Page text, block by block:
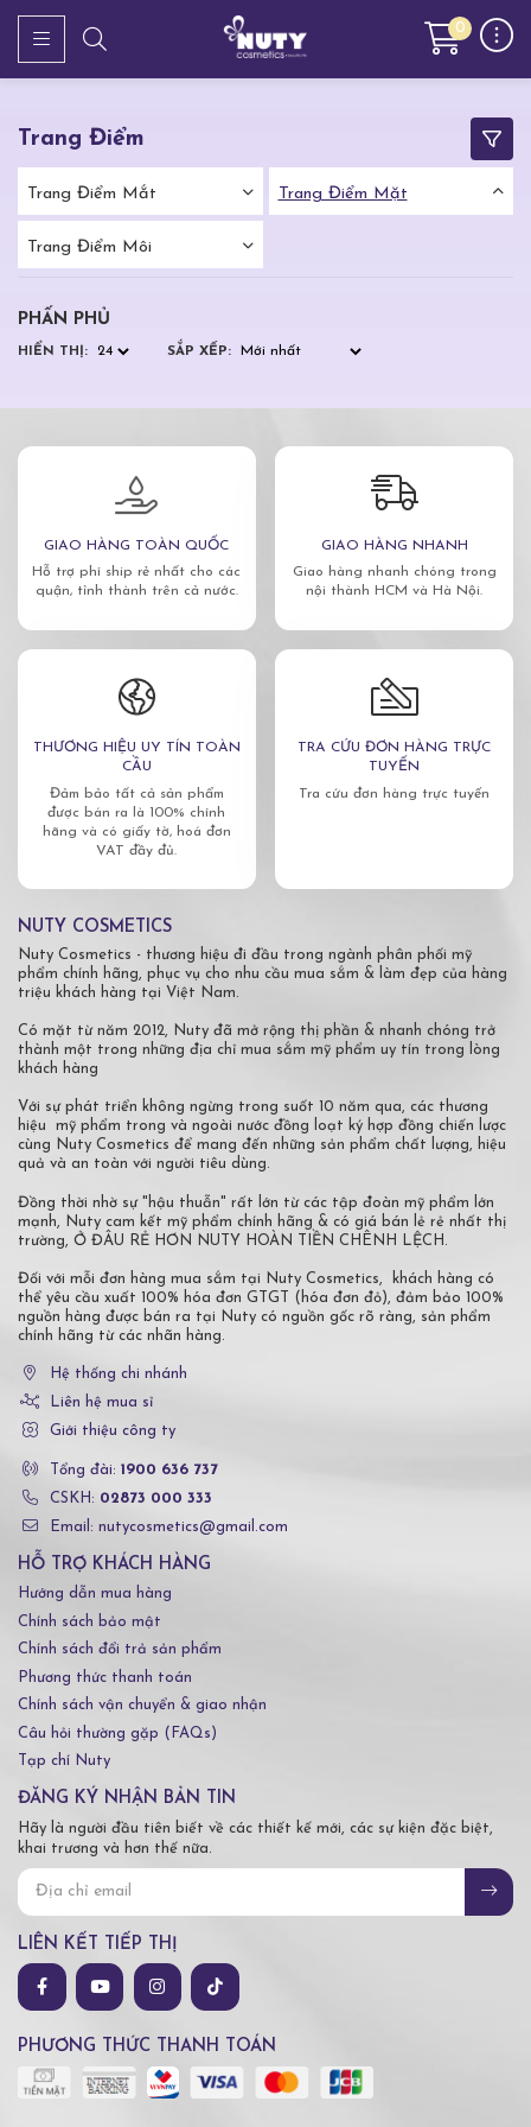
0
Trang Điểm
Trang Điểm Mắt Trang Điểm Mặt
Trang Điểm Môi
PHẤN PHỦ
HIỂN THỊ: SẮP XẾP:
GIAO HÀNG TOÀN QUỐC
Hỗ trợ phí ship rẻ nhất cho các
quận, tỉnh thành trên cả nước.
GIAO HÀNG NHANH
Giao hàng nhanh chóng trong
nội thành HCM và Hà Nội.
THƯƠNG HIỆU UY TÍN TOÀN
CẦU
Đảm bảo tất cả sản phẩm
được bán ra là 100% chính
hãng và có giấy tờ, hoá đơn
VAT đầy đủ.
TRA CỨU ĐƠN HÀNG TRỰC
TUYẾN
Tra cứu đơn hàng trực tuyến
NUTY COSMETICS
Nuty Cosmetics - thương hiệu đi đầu trong ngành phân phối mỹ
phẩm chính hãng, phục vụ cho nhu cầu mua sắm & làm đẹp của hàng
triệu khách hàng tại Việt Nam.
Có mặt từ năm 2012, Nuty đã mở rộng thị phần & nhanh chóng trở
thành một trong những địa chỉ mua sắm mỹ phẩm uy tín trong lòng
khách hàng
Với sự phát triển không ngừng trong suốt 10 năm qua, các thương
hiệu mỹ phẩm trong và ngoài nước đồng loạt ký hợp đồng chiến lược
cùng Nuty Cosmetics để mang đến những sản phẩm chất lượng, hiệu
quả và an toàn với người tiêu dùng.
Đồng thời nhờ sự "hậu thuẫn" rất lớn từ các tập đoàn mỹ phẩm lớn
mạnh, Nuty cam kết mỹ phẩm chính hãng & có giá bán lẻ rẻ nhất thị
trường, Ở ĐÂU RẺ HƠN NUTY HOÀN TIỀN CHÊNH LỆCH.
Đối với mỗi đơn hàng mua sắm tại Nuty Cosmetics, khách hàng có
thể yêu cầu xuất 100% hóa đơn GTGT (hóa đơn đỏ), đảm bảo 100%
nguồn hàng được bán ra tại Nuty có nguồn gốc rõ ràng, sản phẩm
chính hãng từ các nhãn hàng.
Hệ thống chi nhánh
Liên hệ mua sỉ
Giới thiệu công ty
Tổng đài: 1900 636 737
CSKH: 02873 000 333
Email: nutycosmetics@gmail.com
HỖ TRỢ KHÁCH HÀNG
Hướng dẫn mua hàng
Chính sách bảo mật
Chính sách đổi trả sản phẩm
Phương thức thanh toán
Chính sách vận chuyển & giao nhận
Câu hỏi thường gặp (FAQs)
Tạp chí Nuty
ĐĂNG KÝ NHẬN BẢN TIN
Hãy là người đầu tiên biết về các thiết kế mới, các sự kiện đặc biệt,
khai trương và hơn thế nữa.
LIÊN KẾT TIẾP THỊ
PHƯƠNG THỨC THANH TOÁN